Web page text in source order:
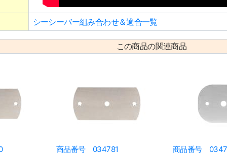
シーシーバー組み合わせ＆適合一覧
この商品の関連商品
商品番号 034781 商品番号